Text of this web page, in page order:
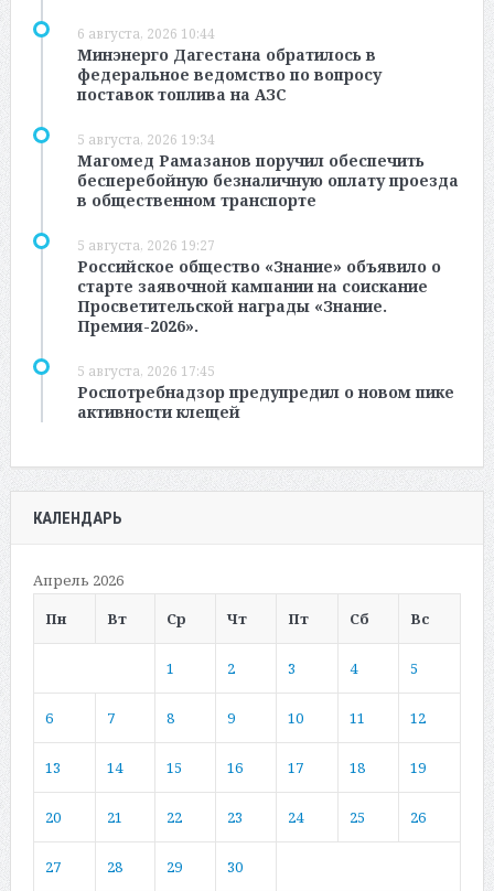
6 августа, 2026 10:44
Минэнерго Дагестана обратилось в
федеральное ведомство по вопросу
поставок топлива на АЗС
5 августа, 2026 19:34
Магомед Рамазанов поручил обеспечить
бесперебойную безналичную оплату проезда
в общественном транспорте
5 августа, 2026 19:27
Российское общество «Знание» объявило о
старте заявочной кампании на соискание
Просветительской награды «Знание.
Премия-2026».
5 августа, 2026 17:45
Роспотребнадзор предупредил о новом пике
активности клещей
КАЛЕНДАРЬ
Апрель 2026
Пн
Вт Ср Чт Пт Сб Вс
1 2 3 4 5
6 7 8 9 10 11 12
13 14 15 16 17 18 19
20 21 22 23 24 25 26
27 28 29 30